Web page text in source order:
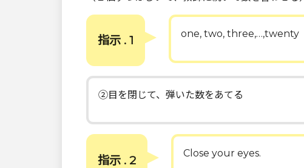
指示 . 1 one, two, three,…,twenty
②目を閉じて、弾いた数をあてる
指示 . 2 Close your eyes.